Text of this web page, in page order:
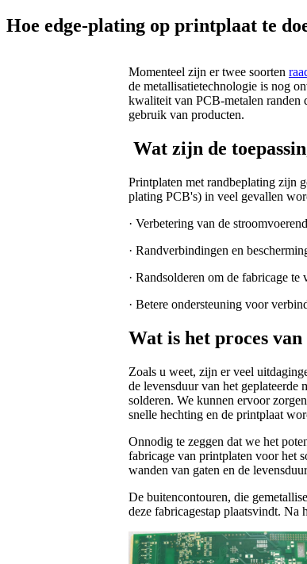
Hoe edge-plating op printplaat te
Momenteel zijn er twee soorten
de metallisatietechnologie is nog
kwaliteit van PCB-metalen randen
gebruik van producten.
Wat zijn de
Printplaten met randbeplating zijn
plating PCB's) in veel gevallen
· Verbetering van de
· Randverbindingen en
· Randsolderen om de fabricage te
· Betere ondersteuning voor
Wat is het proces
Zoals u weet, zijn er veel
de levensduur van het
solderen. We kunnen ervoor
snelle hechting en de printplaat
Onnodig te zeggen dat we het
fabricage van printplaten voor het
wanden van gaten en de
De buitencontouren, die
deze fabricagestap plaatsvindt.